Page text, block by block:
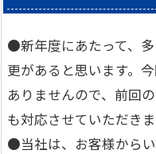
●新年度にあたって、
更があると思います。
ありませんので、前回
も対応させていただきま
●当社は、お客様からい